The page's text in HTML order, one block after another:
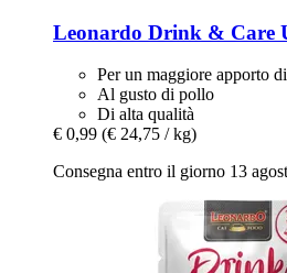
Leonardo Drink & Care
Per un maggiore apporto
Al gusto di pollo
Di alta qualità
€ 0,99 (€ 24,75 / kg)
Consegna entro il giorno 13